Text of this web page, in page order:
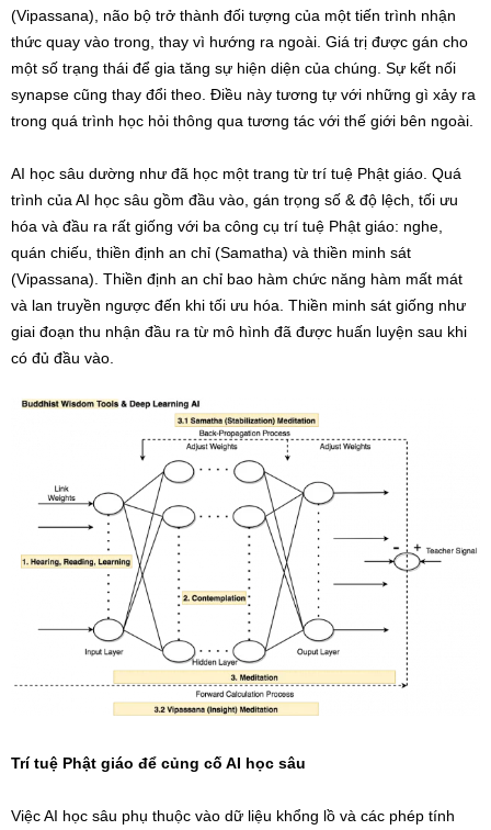
(Vipassana), não bộ trở thành đối tượng của một tiến trình nhận
thức quay vào trong, thay vì hướng ra ngoài. Giá trị được gán cho
một số trạng thái để gia tăng sự hiện diện của chúng. Sự kết nối
synapse cũng thay đổi theo. Điều này tương tự với những gì xảy ra
trong quá trình học hỏi thông qua tương tác với thế giới bên ngoài.
AI học sâu dường như đã học một trang từ trí tuệ Phật giáo. Quá
trình của AI học sâu gồm đầu vào, gán trọng số & độ lệch, tối ưu
hóa và đầu ra rất giống với ba công cụ trí tuệ Phật giáo: nghe,
quán chiếu, thiền định an chỉ (Samatha) và thiền minh sát
(Vipassana). Thiền định an chỉ bao hàm chức năng hàm mất mát
và lan truyền ngược đến khi tối ưu hóa. Thiền minh sát giống như
giai đoạn thu nhận đầu ra từ mô hình đã được huấn luyện sau khi
có đủ đầu vào.
Trí tuệ Phật giáo để củng cố AI học sâu
Việc AI học sâu phụ thuộc vào dữ liệu khổng lồ và các phép tính